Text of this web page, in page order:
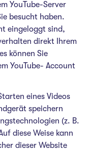
YouTube-Server
besucht haben.
eingeloggt sind,
direkt Ihrem
können Sie
YouTube- Account
eines Videos
speichern
(z. B.
diese Weise kann
dieser Website